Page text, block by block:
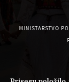
MINISTARSTVO